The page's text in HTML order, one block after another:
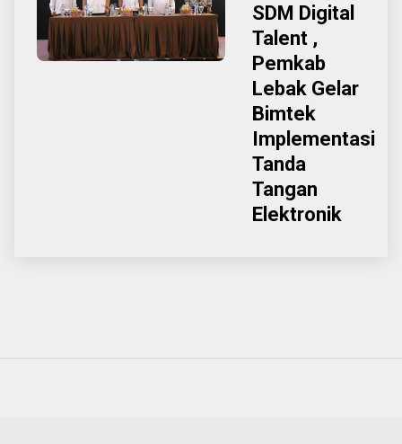
SDM Digital
Talent ,
Pemkab
Lebak Gelar
Bimtek
Implementasi
Tanda
Tangan
Elektronik